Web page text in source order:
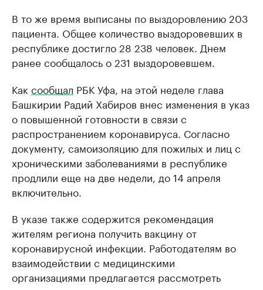
В то же время выписаны по выздоровлению 203
пациента. Общее количество выздоровевших в
республике достигло 28 238 человек. Днем
ранее сообщалось о 231 выздоровевшем.
Как сообщал РБК Уфа, на этой неделе глава
Башкирии Радий Хабиров внес изменения в указ
о повышенной готовности в связи с
распространением коронавируса. Согласно
документу, самоизоляцию для пожилых и лиц с
хроническими заболеваниями в республике
продлили еще на две недели, до 14 апреля
включительно.
В указе также содержится рекомендация
жителям региона получить вакцину от
коронавирусной инфекции. Работодателям во
взаимодействии с медицинскими
организациями предлагается рассмотреть